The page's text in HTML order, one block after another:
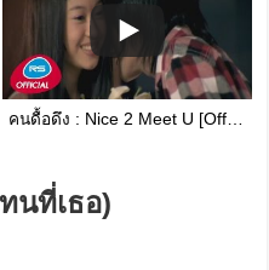
คนดื้อดึง : Nice 2 Meet U [Official MV]
นที่เธอ)